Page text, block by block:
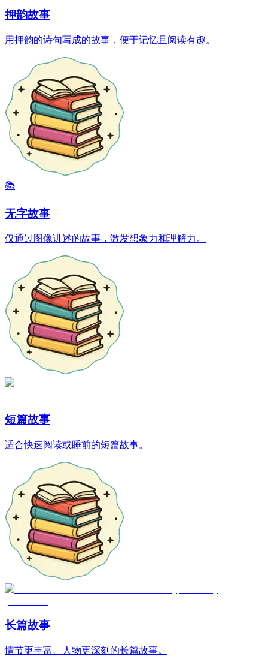
押韵故事
用押韵的诗句写成的故事，便于记忆且阅读有趣。
📚
无字故事
仅通过图像讲述的故事，激发想象力和理解力。
短篇故事
适合快速阅读或睡前的短篇故事。
长篇故事
情节更丰富、人物更深刻的长篇故事。